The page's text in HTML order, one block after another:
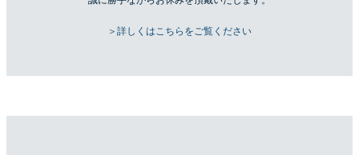
＞詳しくはこちらをご覧ください